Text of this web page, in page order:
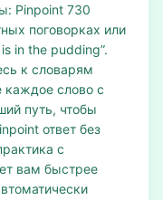
Pinpoint 730
поговорках или
in the pudding”.
к словарям
каждое слово с
путь, чтобы
ответ без
с
вам быстрее